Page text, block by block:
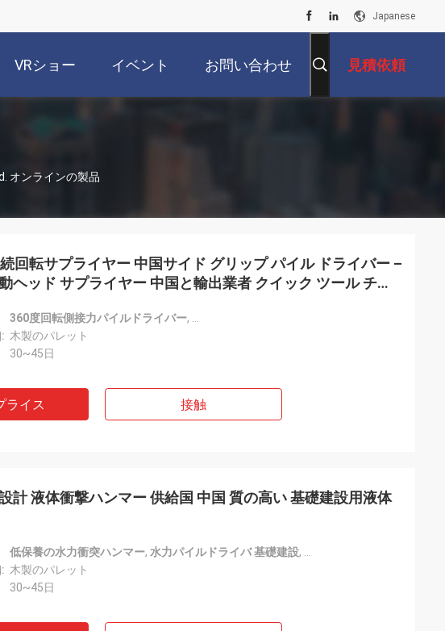
Japanese
VRショー イベント お問い合わせ 見積依頼
オンラインの製品
回転サプライヤー 中国サイド グリップ パイル ドライバー –
ヘッド サプライヤー 中国と輸出業者 クイック ツール チェ
360度回転側接力パイルドライバー,
木製のパレット
30~45日
ライス 接触
計 液体衝撃ハンマー 供給国 中国 質の高い 基礎建設用液体
低保養の水力衝突ハンマー, 水力パイルドライバ 基礎建設,
木製のパレット
30~45日